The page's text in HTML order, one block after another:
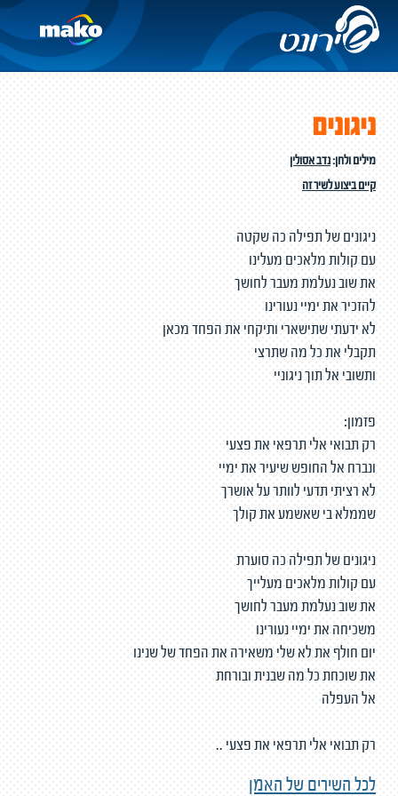
ניגונים
מילים ולחן:נדב אסולין
קיים ביצוע לשיר זה
ניגונים של תפילה כה שקטה
עם קולות מלאכים מעלינו
את שוב נעלמת מעבר לחושך
להזכיר את ימיי נעורינו
לא ידעתי שתישארי ותיקחי את הפחד מכאן
תקבלי את כל מה שתרצי
ותשובי אל תוך ניגוניי
פזמון:
רק תבואי אלי תרפאי את פצעי
ונברח אל החופש שיעיר את ימיי
לא רציתי תדעי לוותר על אושרך
שממלא בי שאשמע את קולך
ניגונים של תפילה כה סוערת
עם קולות מלאכים מעלייך
את שוב נעלמת מעבר לחושך
משכיחה את ימיי נעורינו
יום חולף את לא שלי משאירה את הפחד של שנינו
את שוכחת כל מה שבנית ובורחת
אל העפלה
רק תבואי אלי תרפאי את פצעי ..
לכל השירים של האמן